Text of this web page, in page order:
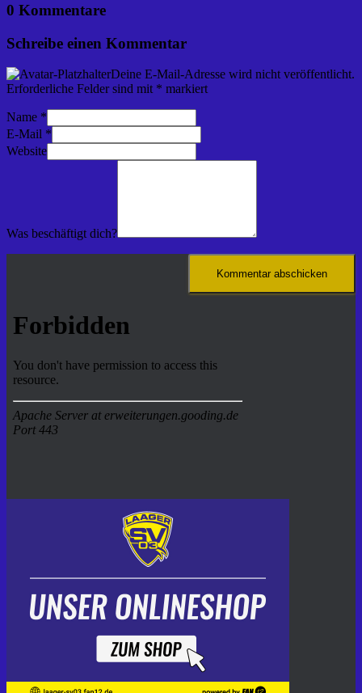
0 Kommentare
Schreibe einen Kommentar
Deine E-Mail-Adresse wird nicht veröffentlicht.
Erforderliche Felder sind mit * markiert
Name *
E-Mail *
Website
Was beschäftigt dich?